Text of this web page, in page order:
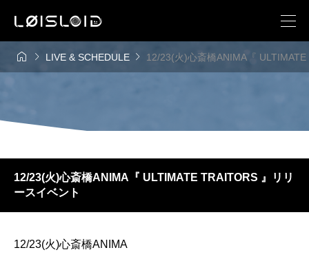
  LIVE & SCHEDULE  12/23(火)心斎橋ANIMA『
12/23(火)心斎橋ANIMA『 ULTIMATE TRAITORS 』リリ
ースイベント
12/23(火)心斎橋ANIMA